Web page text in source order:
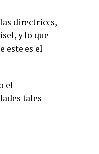
directrices,
y lo que
este es el
el
tales